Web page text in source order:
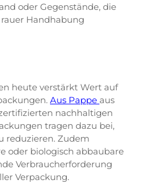
oder Gegenstände, die
Handhabung
heute verstärkt Wert auf
Aus Pappe aus
nachhaltigen
tragen dazu bei,
reduzieren. Zudem
oder biologisch abbaubare
Verbraucherforderung
Verpackung.